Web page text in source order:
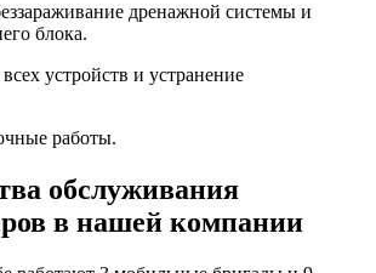
дренажной системы и
блока.
устройств и устранение
работы.
обслуживания
в нашей компании